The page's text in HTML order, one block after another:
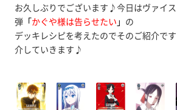
お久しぶりでございます♪今日はヴァイ
弾「かぐや様は告らせたい 」 の
デッキレシピを考えたのでそのご紹介で
介していきます♪